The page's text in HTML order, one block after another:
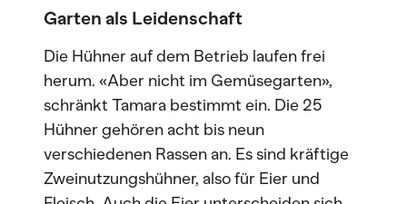
Garten als Leidenschaft
Die Hühner auf dem Betrieb laufen frei
herum. «Aber nicht im Gemüsegarten»,
schränkt Tamara bestimmt ein. Die 25
Hühner gehören acht bis neun
verschiedenen Rassen an. Es sind kräftige
Zweinutzungshühner, also für Eier und